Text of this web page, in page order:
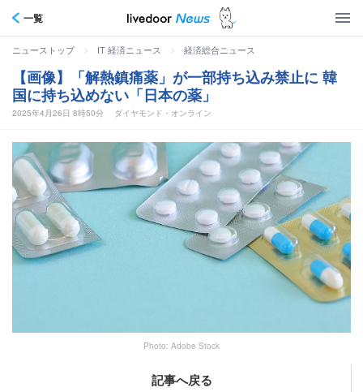
一覧
ニューストップ > IT 経済ニュース > 経済総合ニュース
【画像】「解熱鎮痛薬」が一部持ち込み禁止に 韓
国に持ち込めない「日本の薬」
2025年4月26日 8時50分 ダイヤモンド・オンライン
Photo: Adobe Stock
記事へ戻る